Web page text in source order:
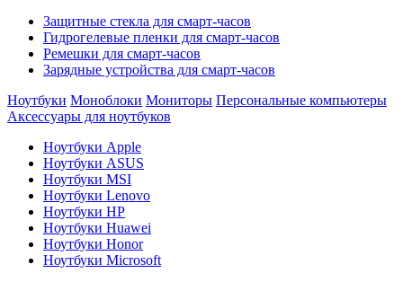
Защитные стекла для смарт-часов
Гидрогелевые пленки для смарт-часов
Ремешки для смарт-часов
Зарядные устройства для смарт-часов
Ноутбуки Моноблоки Мониторы Персональные компьютеры
Аксессуары для ноутбуков
Ноутбуки Apple
Ноутбуки ASUS
Ноутбуки MSI
Ноутбуки Lenovo
Ноутбуки HP
Ноутбуки Huawei
Ноутбуки Honor
Ноутбуки Microsoft